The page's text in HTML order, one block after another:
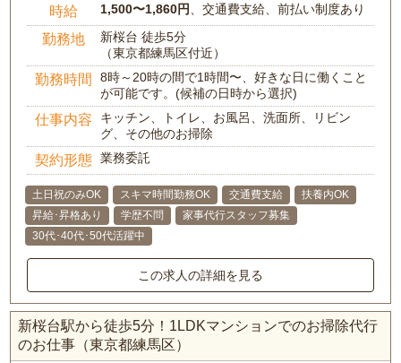
時給 1,500〜1,860円 、交通費支給、前払い制度あり
勤務地
新桜台 徒歩5分
（東京都練馬区付近）
勤務時間
8時～20時の間で1時間〜、好きな日に働くこと
が可能です。(候補の日時から選択)
仕事内容
キッチン、トイレ、お風呂、洗面所、リビン
グ、その他のお掃除
契約形態 業務委託
土日祝のみOK スキマ時間勤務OK 交通費支給
扶養内OK
昇給･昇格あり
学歴不問
家事代行スタッフ募集
30代･40代･50代活躍中
この求人の詳細を見る
新桜台駅から徒歩5分！1LDKマンションでのお掃除代行
のお仕事（東京都練馬区）